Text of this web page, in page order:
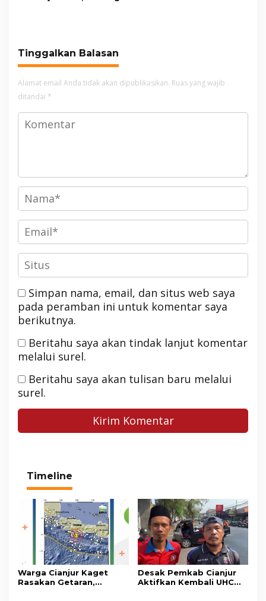
Tinggalkan Balasan
Alamat email Anda tidak akan dipublikasikan. Ruas yang wajib
ditandai *
Simpan nama, email, dan situs web saya
pada peramban ini untuk komentar saya
berikutnya.
Beritahu saya akan tindak lanjut komentar
melalui surel.
Beritahu saya akan tulisan baru melalui
surel.
Timeline
Warga Cianjur Kaget
Rasakan Getaran,
Desak Pemkab Cianjur
Aktifkan Kembali UHC